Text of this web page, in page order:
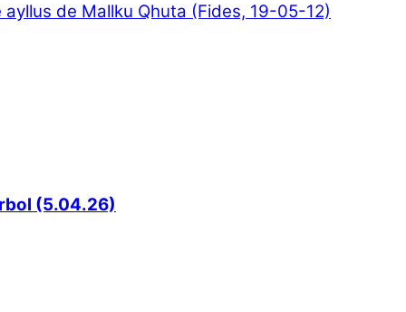
de Mallku Qhuta (Fides, 19-05-12)
(5.04.26)